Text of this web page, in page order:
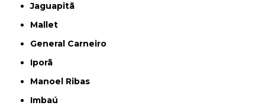
Jaguapitã
Mallet
General Carneiro
Iporã
Manoel Ribas
Imbaú